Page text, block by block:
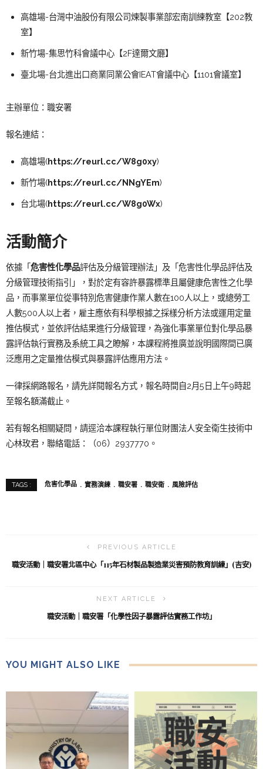
高雄場-台灣中油股份有限公司煉製事業部宏南訓練教室【202教
室】
新竹場-集思竹科會議中心【2F達爾文廳】
臺北場-台北進出口商業同業公會IEAT會議中心【1101會議室】
主辦單位：職安署
報名連結：
高雄場(https://reurl.cc/W8g0xy)
新竹場(https://reurl.cc/NNgYEm)
台北場(https://reurl.cc/W8g0Wx)
活動簡介
依據「危害性化學品評估及分級管理辦法」及「危害性化學品評估及
分級管理技術指引」，對於定有容許暴露標準且屬健康危害性之化學
品，而事業單位從事特別危害健康作業人數在100人以上，或總勞工
人數500人以上者，雇主應依有科學根據之採樣分析方法或運用定量
推估模式，並依評估結果進行分級管理，為強化事業單位對化學品暴
露評估執行實務及系統工具之瞭解，本課程將推廣並說明國際間已廣
泛應用之定量推估模式與暴露評估應用方法。
一律採網路報名，請先詳閱報名方式，報名時間自2月5日上午9時起
至報名額滿截止。
若有報名相關疑問，請逕洽本課程執行單位財團法人安全衛生技術中
心林玫君，聯絡電話：（06）2937770。
TAGS : 危害化學品 實務演練 職安署 職安衛 風險評估
PREVIOUS ARTICLE
職安活動｜職安署北區中心「115年石材製品製造業災害預防教育訓練」(吉安)
NEXT ARTICLE
職安活動｜職安署「化學性因子暴露評估實務工作坊」
YOU MIGHT ALSO LIKE